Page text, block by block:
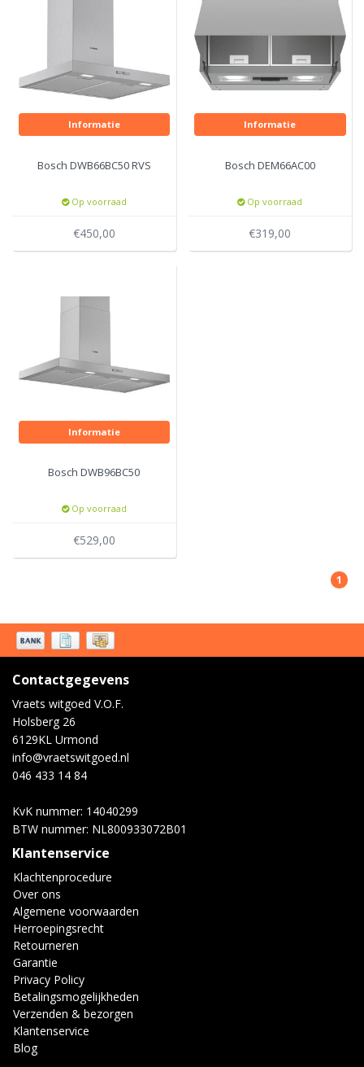
Informatie
Bosch DWB66BC50 RVS
Op voorraad
€450,00
Informatie
Bosch DEM66AC00
Op voorraad
€319,00
Informatie
Bosch DWB96BC50
Op voorraad
€529,00
1
Contactgegevens
Vraets witgoed V.O.F.
Holsberg 26
6129KL Urmond
info@vraetswitgoed.nl
046 433 14 84
KvK nummer: 14040299
BTW nummer: NL800933072B01
Klantenservice
Klachtenprocedure
Over ons
Algemene voorwaarden
Herroepingsrecht
Retourneren
Garantie
Privacy Policy
Betalingsmogelijkheden
Verzenden & bezorgen
Klantenservice
Blog